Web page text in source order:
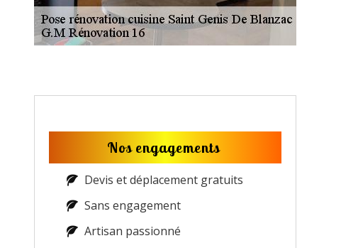
Nos engagements
Devis et déplacement gratuits
Sans engagement
Artisan passionné